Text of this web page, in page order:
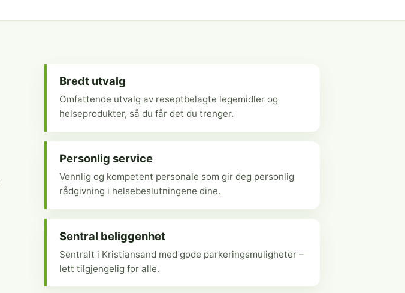
Bredt utvalg
Omfattende utvalg av reseptbelagte legemidler og
helseprodukter, så du får det du trenger.
Personlig service
Vennlig og kompetent personale som gir deg personlig
rådgivning i helsebeslutningene dine.
Sentral beliggenhet
Sentralt i Kristiansand med gode parkeringsmuligheter –
lett tilgjengelig for alle.